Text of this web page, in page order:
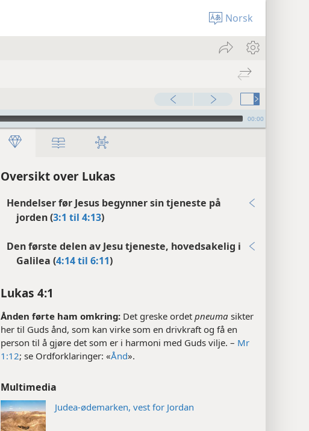
Norsk
00:00
Oversikt over Lukas
Hendelser før Jesus begynner sin tjeneste på
jorden (3:1 til 4:13)
Den første delen av Jesu tjeneste, hovedsakelig i
Galilea (4:14 til 6:11)
Lukas 4:1
Ånden førte ham omkring: Det greske ordet pneuma sikter
her til Guds ånd, som kan virke som en drivkraft og få en
person til å gjøre det som er i harmoni med Guds vilje. – Mr
1:12; se Ordforklaringer: «Ånd».
Multimedia
Judea-ødemarken, vest for Jordan